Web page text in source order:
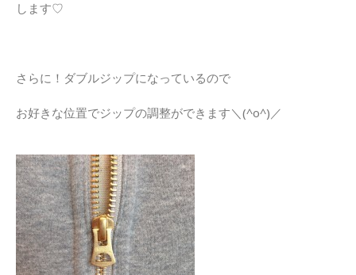
します♡
さらに！ダブルジップになっているので
お好きな位置でジップの調整ができます＼(^o^)／